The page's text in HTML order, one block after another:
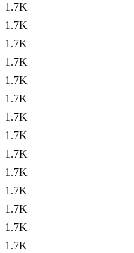
1.7K
1.7K
1.7K
1.7K
1.7K
1.7K
1.7K
1.7K
1.7K
1.7K
1.7K
1.7K
1.7K
1.7K